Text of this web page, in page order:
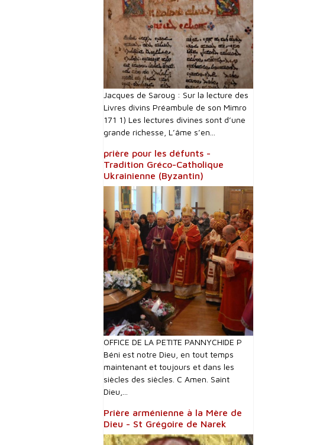
Jacques de Saroug : Sur la lecture des
Livres divins Préambule de son Mimro
171 1) Les lectures divines sont d’une
grande richesse, L’âme s’en...
prière pour les défunts -
Tradition Gréco-Catholique
Ukrainienne (Byzantin)
OFFICE DE LA PETITE PANNYCHIDE P
Béni est notre Dieu, en tout temps
maintenant et toujours et dans les
siècles des siècles. C Amen. Saint
Dieu,...
Prière arménienne à la Mère de
Dieu - St Grégoire de Narek